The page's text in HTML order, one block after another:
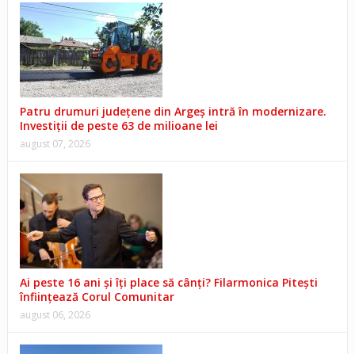
Patru drumuri județene din Argeș intră în modernizare.
Investiții de peste 63 de milioane lei
august 07, 2026
Ai peste 16 ani și îți place să cânți? Filarmonica Pitești
înființează Corul Comunitar
august 06, 2026